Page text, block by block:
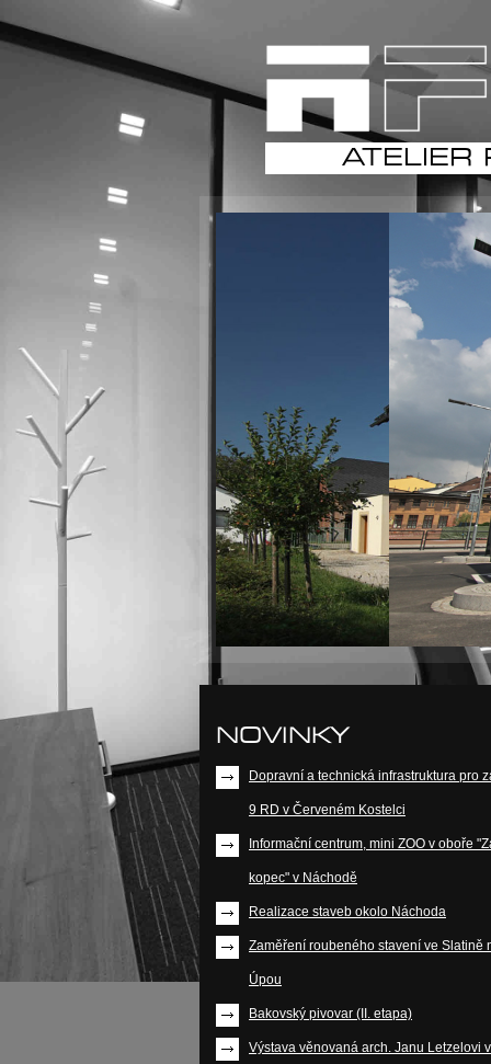
ATELIER
NOVINKY
Dopravní a technická infrastruktura pro
9 RD v Červeném Kostelci
Informační centrum, mini ZOO v oboře
kopec" v Náchodě
Realizace staveb okolo Náchoda
Zaměření roubeného stavení ve Slatině
Úpou
Bakovský pivovar (II. etapa)
Výstava věnovaná arch. Janu Letzelovi v